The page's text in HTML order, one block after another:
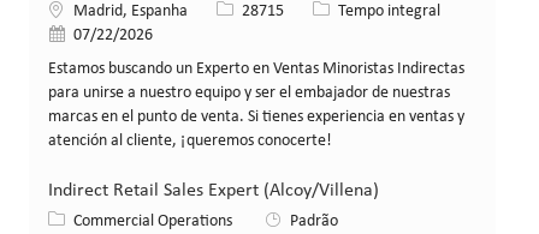
LocalMadrid, Espanha ID da vaga
28715 Tipo de cargo
Tempo integral
Data de publicação
07/22/2026
Estamos buscando un Experto en Ventas Minoristas Indirectas
para unirse a nuestro equipo y ser el embajador de nuestras
marcas en el punto de venta. Si tienes experiencia en ventas y
atención al cliente, ¡queremos conocerte!
Indirect Retail Sales Expert (Alcoy/Villena)
Categoria
Commercial Operations
Padrão